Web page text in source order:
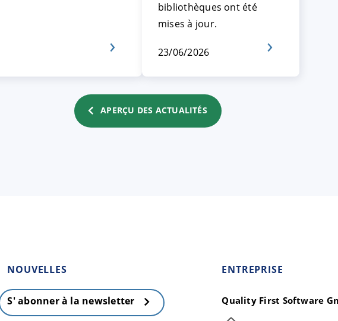
bibliothèques ont été
mises à jour.
23/06/2026
APERÇU DES ACTUALITÉS
NOUVELLES
S' abonner à la newsletter
ENTREPRISE
Quality First Software